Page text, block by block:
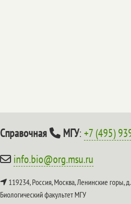
Справочная МГУ:+7 (495)
info.bio@org.msu.ru
119234, Россия, Москва, Ленинские горы, д.
Биологический факультет МГУ